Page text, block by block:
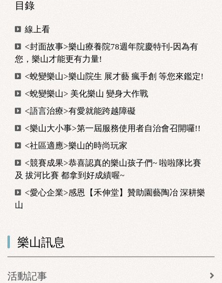
目錄
線上看
<封面故事>樂山療養院78週年院慶特刊-因為有
您，樂山才能更有力量!
<蛻變樂山>樂山院生 展才藝 瘋手創 等您來鑑定!
<蛻變樂山> 美化樂山 變身大作戰
<語言治療>有愛就能跨越障礙
<樂山大小事>第一屆服務使用者自治會召開囉!!
<社區適應>樂山的時尚玩家
<競賽成果>恭喜認真的樂山孩子們~ 啦啦隊比賽
及 拔河比賽 都拿到好成績喔~
<愛心企業>感恩【禾伸堂】贊助園藝陶冶 深耕樂
山
樂山訊息
活動記事